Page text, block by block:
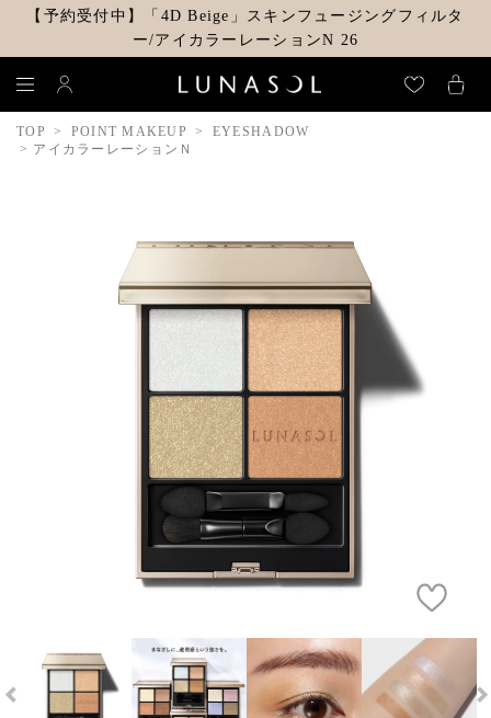
【予約受付中】「4D Beige」スキンフュージングフィルタ
ー/アイカラーレーションN 26
TOP POINT MAKEUP
EYESHADOW
アイカラーレーションＮ